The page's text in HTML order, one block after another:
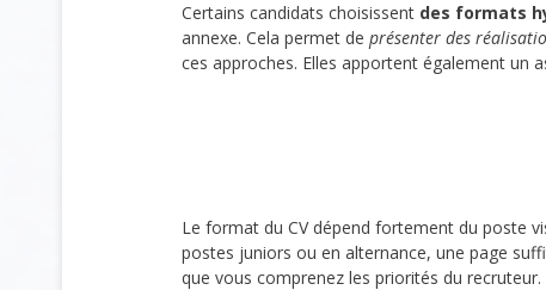
Certains candidats choisissent des formats
annexe. Cela permet de présenter des
ces approches. Elles apportent également un
Le format du CV dépend fortement du poste
postes juniors ou en alternance, une page
que vous comprenez les priorités du recruteur.